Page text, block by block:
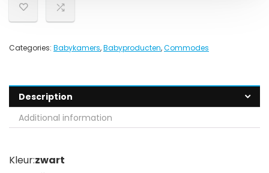
Categories: Babykamers,Babyproducten,Commodes
Description
Additional information
Kleur:zwart